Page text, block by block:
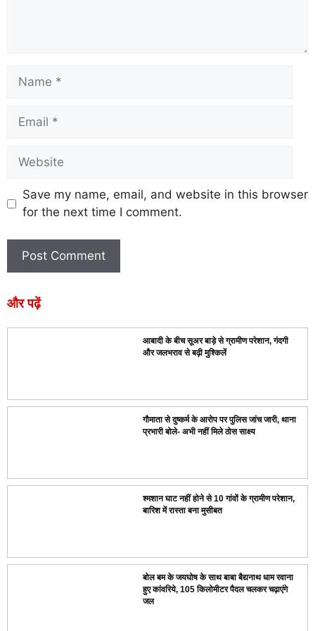
Save my name, email, and website in this browser
for the next time I comment.
और पढ़ें
आबादी के बीच सूअर बाड़े से ग्रामीण परेशान, गंदगी
और जलभराव से बढ़ी मुश्किलें
गौमाता से दुष्कर्म के आरोप पर पुलिस जांच जारी, थाना
प्रभारी बोले- अभी नहीं मिले ठोस साक्ष्य
श्मशान घाट नहीं होने से 10 गांवों के ग्रामीण परेशान,
बारिश में रास्ता बना मुसीबत
बोल बम के जयघोष के साथ बाबा बैद्यनाथ धाम रवाना
हुए कांवरिये, 105 किलोमीटर पैदल चलकर चढ़ाएंगे
जल